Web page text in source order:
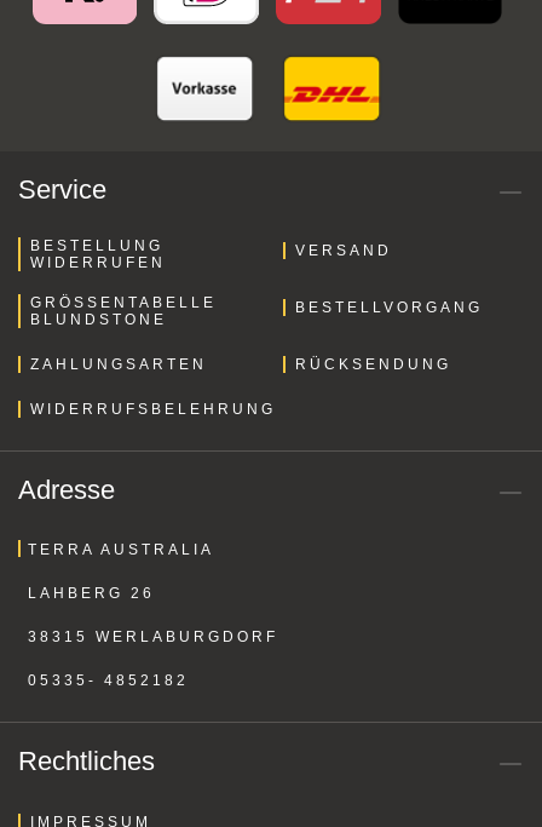
Service
BESTELLUNG
WIDERRUFEN
VERSAND
GRÖSSENTABELLE B
LUNDSTONE
BESTELLVORGANG
ZAHLUNGSARTEN RÜCKSENDUNG
WIDERRUFSBELEHRUNG
Adresse
TERRA AUSTRALIA
LAHBERG 26
38315 WERLABURGDORF
05335- 4852182
Rechtliches
IMPRESSUM